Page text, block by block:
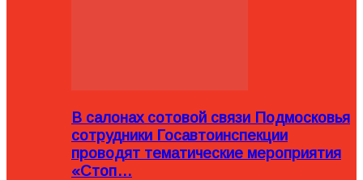
В салонах сотовой связи Подмосковья
сотрудники Госавтоинспекции
проводят тематические мероприятия
«Стоп…